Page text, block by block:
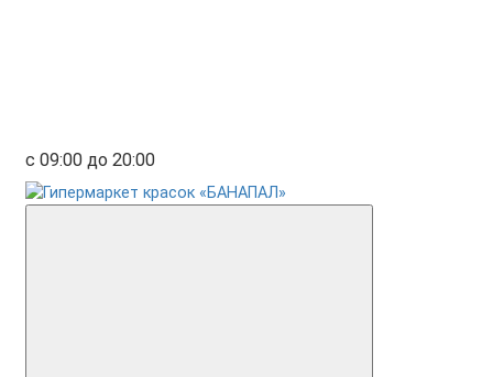
с 09:00 до 20:00